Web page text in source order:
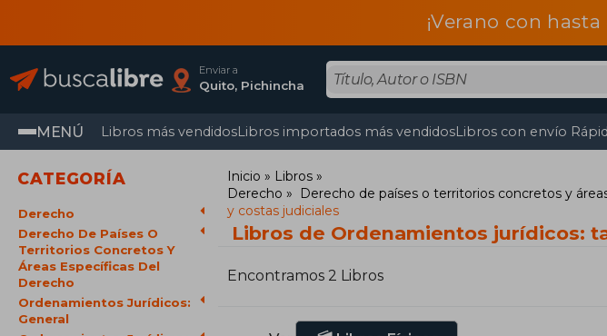
¡Verano con
Enviar a
Quito, Pichincha
MENÚ Libros más vendidosLibros importados más vendidosLibros con envío
CATEGORÍA
Derecho
Derecho De Países O
Territorios Concretos Y
Áreas Específicas Del
Derecho
Ordenamientos Jurídicos:
General
Inicio
Libros
Derecho
Derecho de países o territorios concretos y
y costas judiciales
Libros de Ordenamientos jurídicos:
Encontramos 2 Libros